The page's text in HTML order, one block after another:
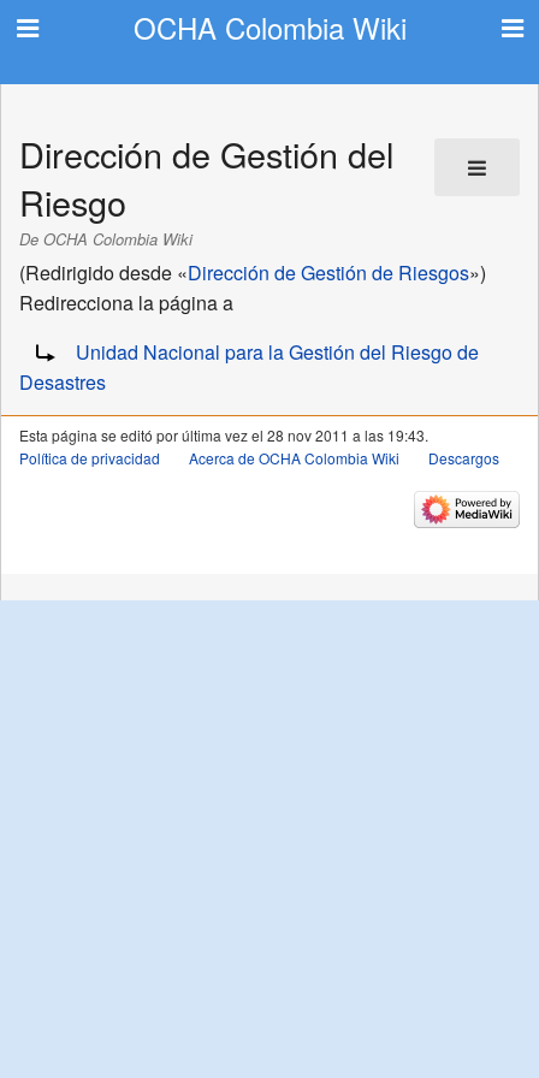
OCHA Colombia Wiki
Dirección de Gestión del
Riesgo
De OCHA Colombia Wiki
(Redirigido desde «Dirección de Gestión de Riesgos»)
Redirecciona la página a
Unidad Nacional para la Gestión del Riesgo de
Desastres
Esta página se editó por última vez el 28 nov 2011 a las 19:43.
Política de privacidad
Acerca de OCHA Colombia Wiki Descargos